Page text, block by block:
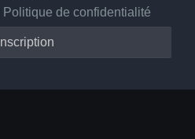
Politique de confidentialité
Inscription